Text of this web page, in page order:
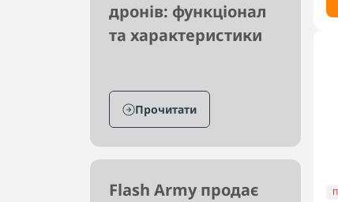
дронів: функціонал
та характеристики
Прочитати
Flash Army продає